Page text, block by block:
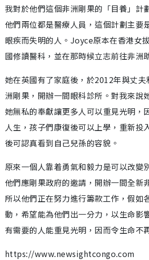
我對於他們這個非洲剛果的「目養」計
他們兩位都是醫療人員，這個計劃主要
眼疾而失明的人。Joyce原本在香港女
國修讀醫科，並在那時候立志前往非洲
她在英國有了家庭後，於2012年與丈夫
洲剛果，開辦一間眼科診所。對我來說
她無私的奉獻讓更多人可以重見光明，
人生，孩子們康復後可以上學，重新投
後可認真看到自己兒孫的容貌。
原來一個人靠着勇氣和毅力是可以改變
他們應剛果政府的邀請，開辦一間全新
所以他們正在努力進行籌款工作，假如
動，希望能為他們出一分力，以生命影
有需要的人能重見光明，因而令生命不
https://www.newsightcongo.com